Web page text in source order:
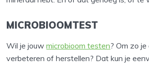
MICROBIOOMTEST
Wil je jouwmicrobioom testen? Om zo
verbeteren of herstellen? Dat kun je